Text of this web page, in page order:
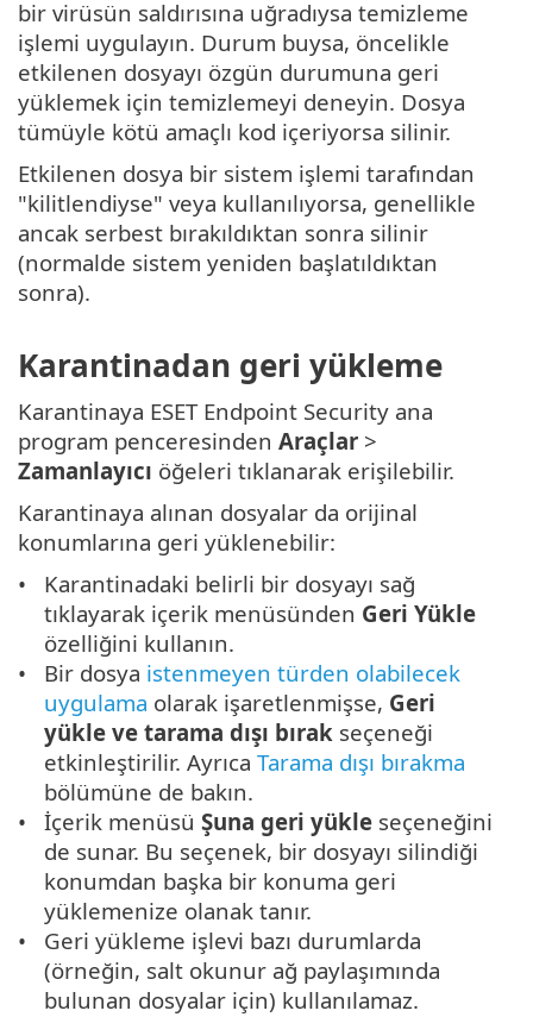
bir virüsün saldırısına uğradıysa temizleme
işlemi uygulayın. Durum buysa, öncelikle
etkilenen dosyayı özgün durumuna geri
yüklemek için temizlemeyi deneyin. Dosya
tümüyle kötü amaçlı kod içeriyorsa silinir.
Etkilenen dosya bir sistem işlemi tarafından
"kilitlendiyse" veya kullanılıyorsa, genellikle
ancak serbest bırakıldıktan sonra silinir
(normalde sistem yeniden başlatıldıktan
sonra).
Karantinadan geri yükleme
Karantinaya ESET Endpoint Security ana
program penceresinden Araçlar >
Zamanlayıcı öğeleri tıklanarak erişilebilir.
Karantinaya alınan dosyalar da orijinal
konumlarına geri yüklenebilir:
Karantinadaki belirli bir dosyayı sağ
tıklayarak içerik menüsünden Geri Yükle
özelliğini kullanın.
Bir dosya istenmeyen türden olabilecek
uygulama olarak işaretlenmişse, Geri
yükle ve tarama dışı bırak seçeneği
etkinleştirilir. AyrıcaTarama dışı bırakma
bölümüne de bakın.
İçerik menüsüŞuna geri yükle seçeneğini
de sunar. Bu seçenek, bir dosyayı silindiği
konumdan başka bir konuma geri
yüklemenize olanak tanır.
Geri yükleme işlevi bazı durumlarda
(örneğin, salt okunur ağ paylaşımında
bulunan dosyalar için) kullanılamaz.